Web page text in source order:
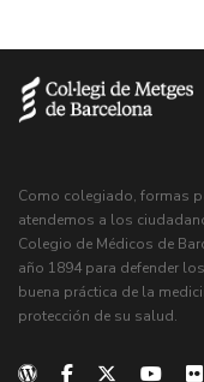
Como colegiado, formas
atendemos a los
Colegio de Médicos de
año 1894 para defender
buena práctica de la
protección de su salud.